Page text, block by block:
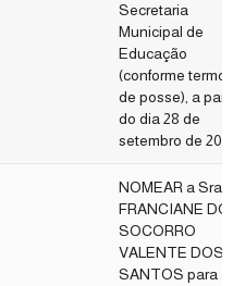
Secretaria
Municipal de
Educação
(conforme termo
de posse), a
do dia 28 de
setembro de
NOMEAR a Sra.
FRANCIANE DO
SOCORRO
VALENTE DOS
SANTOS para